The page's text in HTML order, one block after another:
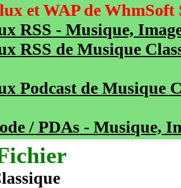
et WAP de WhmSoft
RSS - Musique,
RSS de Musique
Podcast de Musique
/ PDAs - Musique,